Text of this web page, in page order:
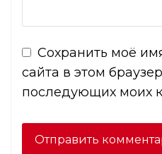
Сохранить моё
сайта в этом
последующих моих